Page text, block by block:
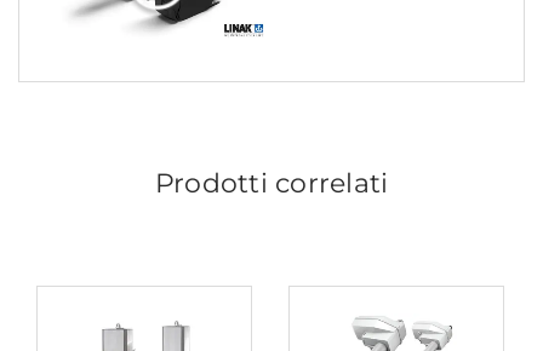
Prodotti correlati